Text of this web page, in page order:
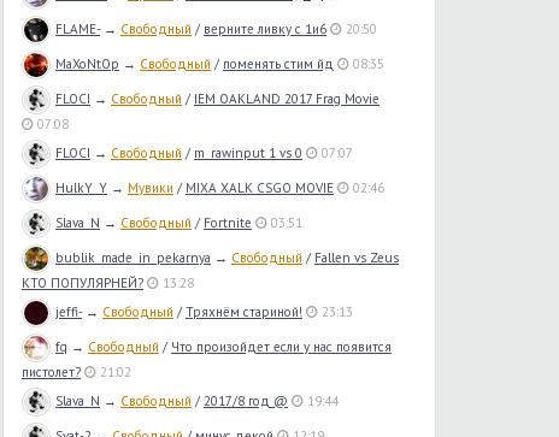
FLAME-→ Свободный / верните ливку с 1и6 20:50
MaXoNtOp → Свободный / поменять стим йд 08:35
FLOCI → Свободный / IEM OAKLAND 2017 Frag Movie
07:08
FLOCI → Свободный / m_rawinput 1 vs 0 07:07
HulkY_Y → Мувики / MIXA XALK CSGO MOVIE 02:46
Slava_N → Свободный / Fortnite 03:51
bublik_made_in_pekarnya → Свободный / Fallen vs Zeus
КТО ПОПУЛЯРНЕЙ?
13:28
jeffi-→ Свободный /Тряхнём стариной! 23:13
fq → Свободный / Что произойдет если у нас появится
пистолет?
21:02
Slava_N → Свободный / 2017/8 год @ 19:44